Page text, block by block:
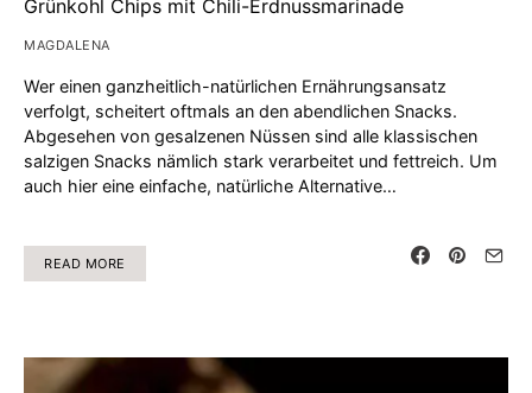
Grünkohl Chips mit Chili-Erdnussmarinade
MAGDALENA
Wer einen ganzheitlich-natürlichen Ernährungsansatz
verfolgt, scheitert oftmals an den abendlichen Snacks.
Abgesehen von gesalzenen Nüssen sind alle klassischen
salzigen Snacks nämlich stark verarbeitet und fettreich. Um
auch hier eine einfache, natürliche Alternative…
READ MORE